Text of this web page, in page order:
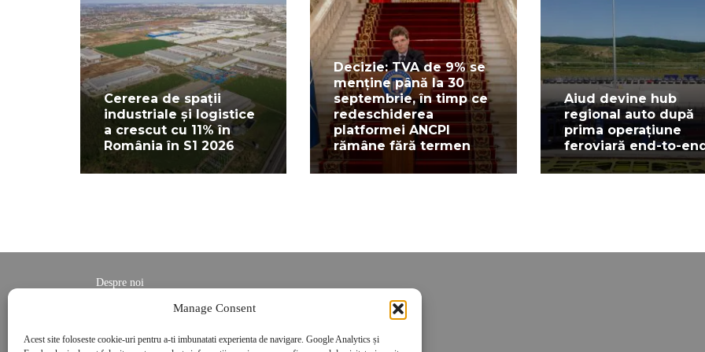
Manage Consent
Acest site foloseste cookie-uri pentru a-ti imbunatati experienta de navigare. Google Analytics și
Cererea de spații
industriale și logistice
a crescut cu 11% în
România în S1 2026
Decizie: TVA de 9% se
menține până la 30
septembrie, în timp ce
redeschiderea
platformei ANCPI
rămâne fără termen
Aiud devine hub
regional auto după
prima operațiune
feroviară end-to-
Despre noi
Politica de cookies